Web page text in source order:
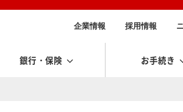
企業情報 採用情報
銀行・保険 お手続き